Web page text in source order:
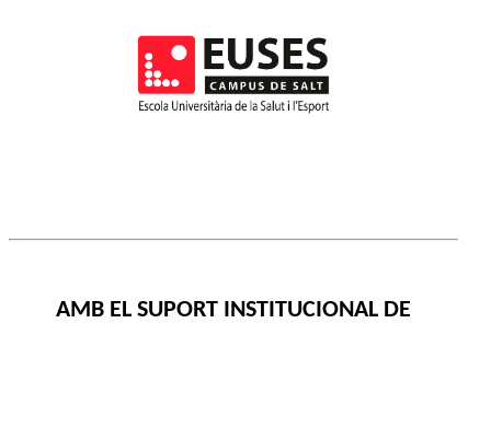
AMB EL SUPORT INSTITUCIONAL DE